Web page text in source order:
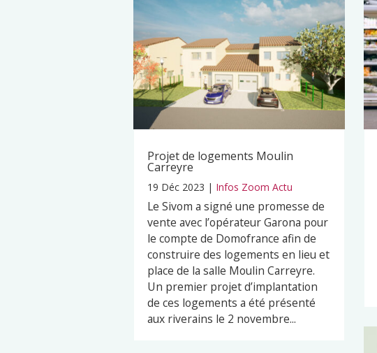
Projet de logements Moulin
Carreyre
19 Déc 2023 | Infos Zoom Actu
Le Sivom a signé une promesse de
vente avec l’opérateur Garona pour
le compte de Domofrance afin de
construire des logements en lieu et
place de la salle Moulin Carreyre.
Un premier projet d’implantation
de ces logements a été présenté
aux riverains le 2 novembre...